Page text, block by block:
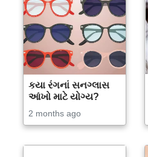
કયા રંગનાં સનગ્લાસ
આંખો માટે યોગ્ય?
2 months ago